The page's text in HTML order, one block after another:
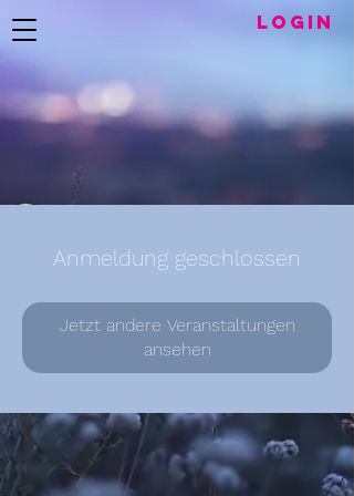
LogIN
Anmeldung geschlossen
Jetzt andere Veranstaltungen
ansehen